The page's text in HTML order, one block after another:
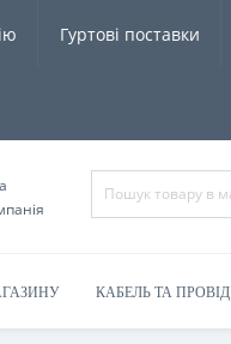
Гуртові поставки
КАБЕЛЬ ТА ПРОВІД